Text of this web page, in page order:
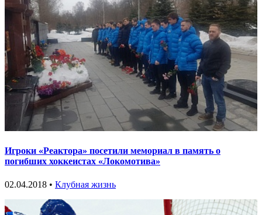
Игроки «Реактора» посетили мемориал в память о
погибших хоккеистах «Локомотива»
02.04.2018 • Клубная жизнь